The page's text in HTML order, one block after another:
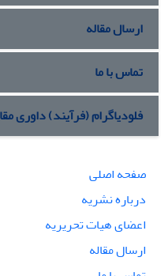
ارسال مقاله
تماس با ما
فلودیاگرام (فرآیند) داوری
صفحه اصلی
درباره نشریه
اعضای هیات تحریریه
ارسال مقاله